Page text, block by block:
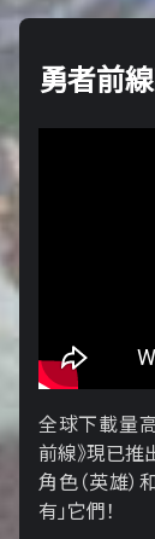
勇者前
全球下載量
前線》現已
角色（英雄）
有」它們！